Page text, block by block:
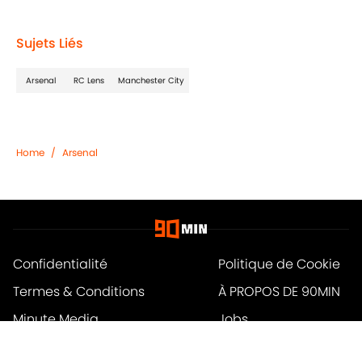
Sujets Liés
Arsenal RC Lens Manchester City
Home / Arsenal
Confidentialité
Politique de Cookie
Termes & Conditions
À PROPOS DE 90MIN
Minute Media
Jobs